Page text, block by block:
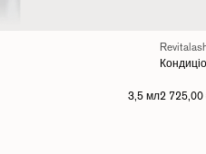
3,5 мл2 725,00